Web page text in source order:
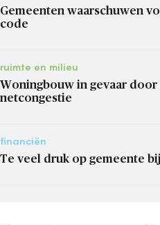
Gemeenten waarschuwen
code
ruimte en milieu
Woningbouw in gevaar
netcongestie
financiën
Te veel druk op gemeente